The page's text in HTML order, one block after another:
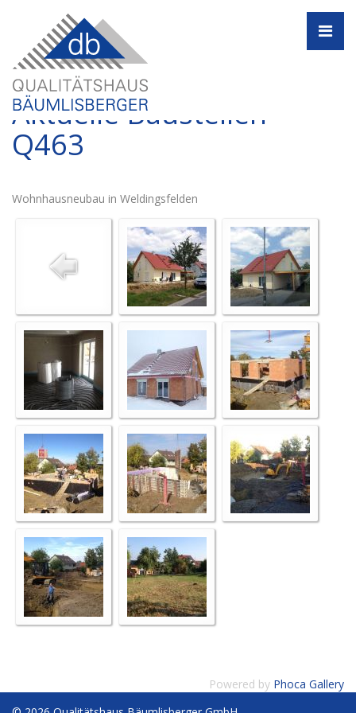
Aktuelle Baustellen -
Q463
Wohnhausneubau in Weldingsfelden
Powered by Phoca Gallery